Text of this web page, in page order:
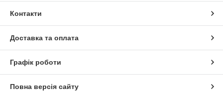
Контакти
Доставка та оплата
Графік роботи
Повна версія сайту